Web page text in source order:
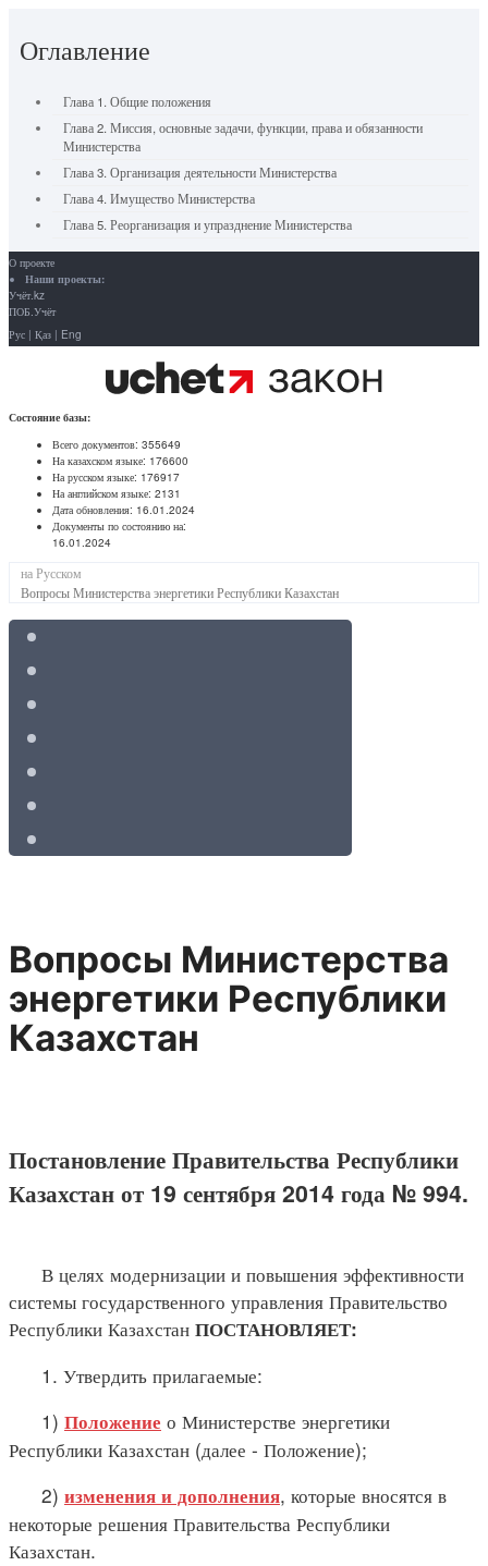
Оглавление
Глава 1. Общие положения
Глава 2. Миссия, основные задачи, функции, права и обязанности
Министерства
Глава 3. Организация деятельности Министерства
Глава 4. Имущество Министерства
Глава 5. Реорганизация и упразднение Министерства
О проекте
Наши проекты:
Учёт.kz
ПОБ.Учёт
Рус | Қаз | Eng
Состояние базы:
Всего документов: 355649
На казахском языке: 176600
На русском языке: 176917
На английском языке: 2131
Дата обновления: 16.01.2024
Документы по состоянию на:
16.01.2024
на Русском
Вопросы Министерства энергетики Республики Казахстан
Вопросы Министерства
энергетики Республики
Казахстан
Постановление Правительства Республики
Казахстан от 19 сентября 2014 года № 994.
В целях модернизации и повышения эффективности
системы государственного управления Правительство
Республики Казахстан ПОСТАНОВЛЯЕТ:
1. Утвердить прилагаемые:
1) Положение о Министерстве энергетики
Республики Казахстан (далее - Положение);
2) изменения и дополнения, которые вносятся в
некоторые решения Правительства Республики
Казахстан.